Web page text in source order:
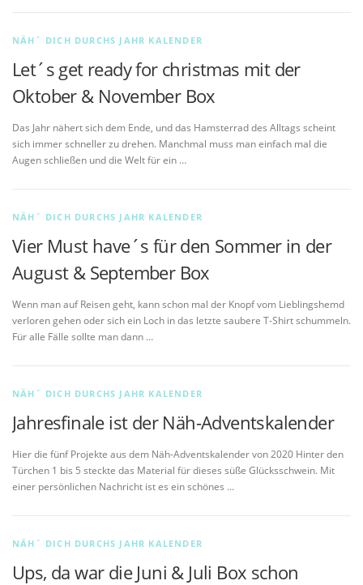
NÄH´ DICH DURCHS JAHR KALENDER
Let´s get ready for christmas mit der
Oktober & November Box
Das Jahr nähert sich dem Ende, und das Hamsterrad des Alltags scheint
sich immer schneller zu drehen. Manchmal muss man einfach mal die
Augen schließen und die Welt für ein …
NÄH´ DICH DURCHS JAHR KALENDER
Vier Must have´s für den Sommer in der
August & September Box
Wenn man auf Reisen geht, kann schon mal der Knopf vom Lieblingshemd
verloren gehen oder sich ein Loch in das letzte saubere T-Shirt schummeln.
Für alle Fälle sollte man dann …
NÄH´ DICH DURCHS JAHR KALENDER
Jahresfinale ist der Näh-Adventskalender
Hier die fünf Projekte aus dem Näh-Adventskalender von 2020 Hinter den
Türchen 1 bis 5 steckte das Material für dieses süße Glücksschwein. Mit
einer persönlichen Nachricht ist es ein schönes …
NÄH´ DICH DURCHS JAHR KALENDER
Ups, da war die Juni & Juli Box schon